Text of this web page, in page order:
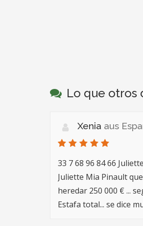
Lo que otros
Xenia aus
33 7 68 96 84 66
Juliette Mia Pinault
heredar 250 000 € ...
Estafa total... se dice